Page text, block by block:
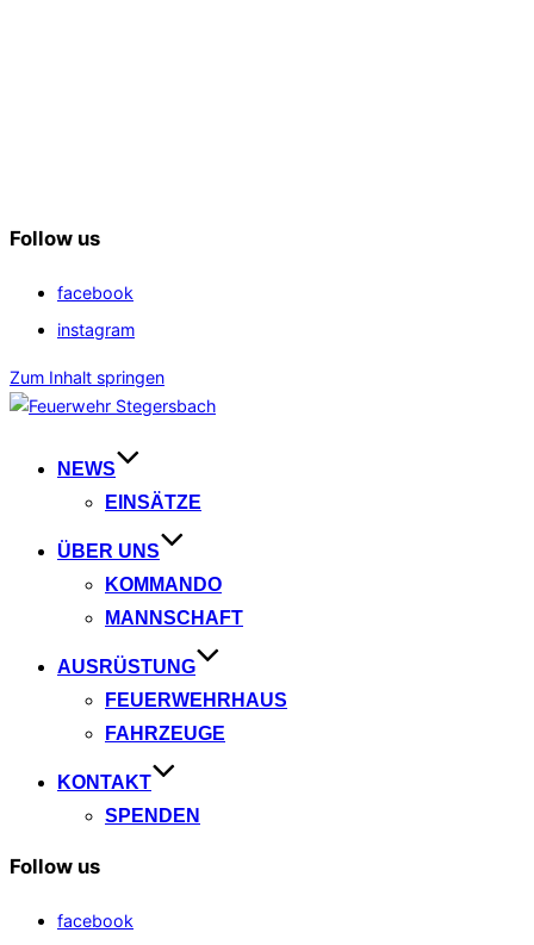
Follow us
facebook
instagram
Zum Inhalt springen
NEWS
EINSÄTZE
ÜBER UNS
KOMMANDO
MANNSCHAFT
AUSRÜSTUNG
FEUERWEHRHAUS
FAHRZEUGE
KONTAKT
SPENDEN
Follow us
facebook